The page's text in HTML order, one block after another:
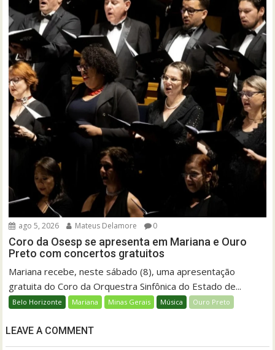
ago 5, 2026 Mateus Delamore 0
Coro da Osesp se apresenta em Mariana e Ouro
Preto com concertos gratuitos
Mariana recebe, neste sábado (8), uma apresentação
gratuita do Coro da Orquestra Sinfônica do Estado de...
Belo Horizonte Mariana Minas Gerais Música Ouro Preto
LEAVE A COMMENT